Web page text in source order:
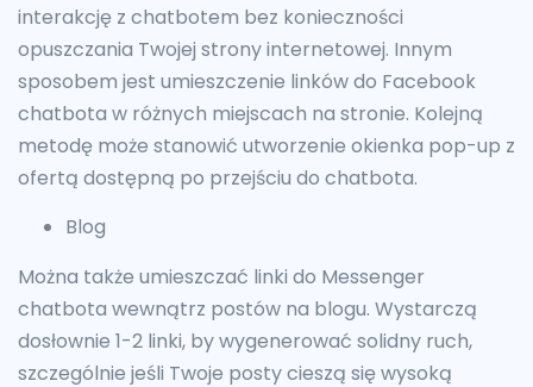
interakcję z chatbotem bez konieczności
opuszczania Twojej strony internetowej. Innym
sposobem jest umieszczenie linków do Facebook
chatbota w różnych miejscach na stronie. Kolejną
metodę może stanowić utworzenie okienka pop-up z
ofertą dostępną po przejściu do chatbota.
Blog
Można także umieszczać linki do Messenger
chatbota wewnątrz postów na blogu. Wystarczą
dosłownie 1-2 linki, by wygenerować solidny ruch,
szczególnie jeśli Twoje posty cieszą się wysoką